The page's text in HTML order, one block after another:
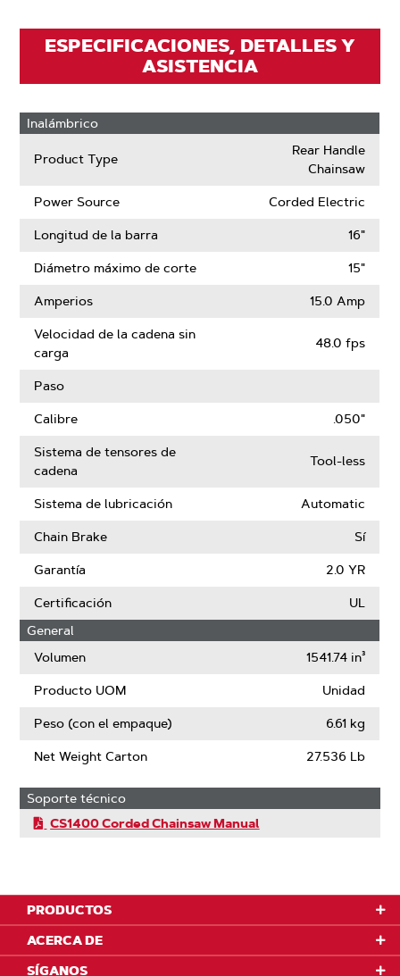
ESPECIFICACIONES, DETALLES Y
ASISTENCIA
Inalámbrico
Product Type
Rear Handle
Chainsaw
Power Source Corded Electric
Longitud de la barra 16"
Diámetro máximo de corte 15"
Amperios 15.0 Amp
Velocidad de la cadena sin
carga
48.0 fps
Paso
Calibre .050"
Sistema de tensores de
cadena
Tool-less
Sistema de lubricación Automatic
Chain Brake Sí
Garantía 2.0 YR
Certificación
UL
General
Volumen
1541.74 in³
Producto UOM Unidad
Peso (con el empaque) 6.61 kg
Net Weight Carton 27.536 Lb
Soporte técnico
CS1400 Corded Chainsaw Manual
PRODUCTOS
ACERCA DE
SÍGANOS